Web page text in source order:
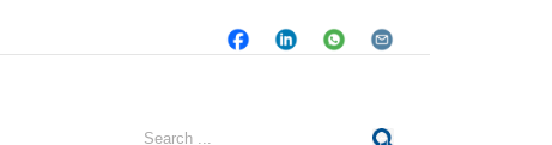
FacebookLinkedInWhatsapp
Email
Search